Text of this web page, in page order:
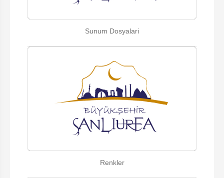
Sunum Dosyalari
Renkler